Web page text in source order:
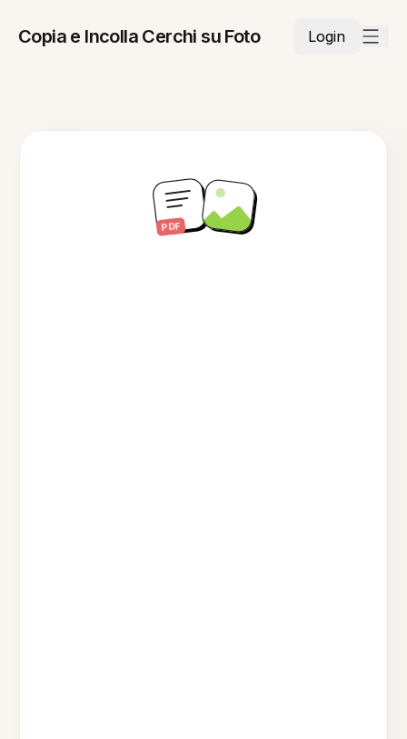
Copia e Incolla Cerchi su Foto Login